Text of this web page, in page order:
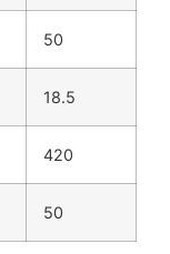
50
18.5
420
50